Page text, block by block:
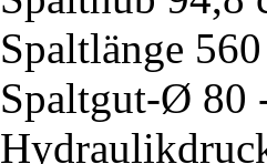
Spaltlänge
Spaltgut-Ø 80